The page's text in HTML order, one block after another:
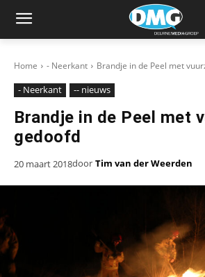
Home - Neerkant Brandje in de Peel met
- Neerkant -- nieuws
Brandje in de Peel met
gedoofd
20 maart 2018door Tim van der Weerden